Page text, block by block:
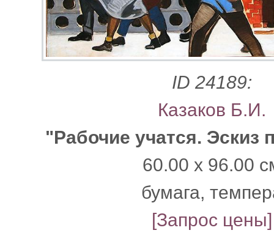
ID 24189:
Казаков Б.И.
"Рабочие учатся. Эскиз
60.00 x 96.00
бумага,
[Запрос цены]